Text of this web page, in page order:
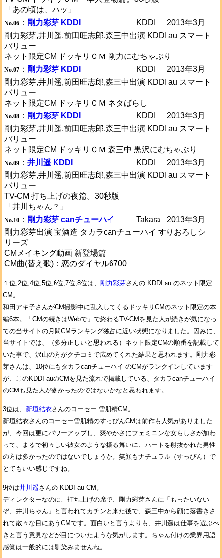
「あの頃は、ハッ」
No.06 ： 剛力彩芽 KDDI KDDI
2013年3月
剛力彩芽,井川遥,前田旺志郎,森三中出演 KDDI au スマート
バリュー
ネット限定CM ドッキリＣＭ 剛力にむちゃぶり
No.07 ： 剛力彩芽 KDDI KDDI
2013年3月
剛力彩芽,井川遥,前田旺志郎,森三中出演 KDDI au スマート
バリュー
ネット限定CM ドッキリＣＭ ネタばらし
No.08 ： 剛力彩芽 KDDI KDDI
2013年3月
剛力彩芽,井川遥,前田旺志郎,森三中出演 KDDI au スマート
バリュー
ネット限定CM ドッキリＣＭ 森三中 黒沢にむちゃぶり
No.09 ： 井川遥 KDDI KDDI
2013年3月
剛力彩芽,井川遥,前田旺志郎,森三中出演 KDDI au スマート
バリュー
TV-CM 打ち上げの夜篇。30秒版
「井川ちゃん？」
No.10 ： 剛力彩芽 canチューハイ Takara
2013年3月
剛力彩芽出演 宝酒造 タカラcanチューハイ すりおろしシ
リーズ
CMメイキング動画 新登場篇
CM曲(替え歌)：恋のダイヤル6700
１位,2位,4位,5位,6位,7位,8位は、 剛力彩芽さんの KDDI au のネット限定
CM。
和田アキ子さんがCM撮影中に乱入してくるドッキリCMのネット限定の本
編6本。「CMの続きはWebで」で終わるTV-CMを見た人が続きが気になっ
ての当サイトの月間CMランキング独占に近い状態になりました。因みに、
当サイトでは、（多分正しいと思われる）ネット限定CMの順番を記載して
いた事で、沢山の方がクチコミで広めてくれた結果と思われます。剛力彩
芽さんは、10位にもタカラcanチューハイ のCMがランクインしています
が、このKDDI auのCMを見た流れで掲載している、タカラcanチューハイ
のCMも見た人が多かったのではないかなと思われます。
3位は、 新垣結衣さんのコーセー 雪肌精CM。
新垣結衣さんのコーセー雪肌精のすっぴんCMは前作も人気がありました
が、今回は更にパワーアップし、爽やかさにフェミニンな女らしさが加わ
って、まるで初々しい彼女のような振る舞いに、ハートを射抜かれた男性
の方は多かったのではないでしょうか。笑顔もナチュラル（すっぴん）で
とてもいい感じですね。
9位は井川遥さんの KDDI au CM。
ディレクターなのに、打ち上げの席で、剛力彩芽さんに「もったいない
ぞ、井川ちゃん」と言われてカチンと来た後で、森三中から顔に落書きさ
れて散々な目にあうCMです。面白いと言うよりも、井川遥は仕事を選ぶべ
きと言う意見などが目についたような気がします。ちゃん付けの業界用語
感覚は一般的には馴染みませんね。